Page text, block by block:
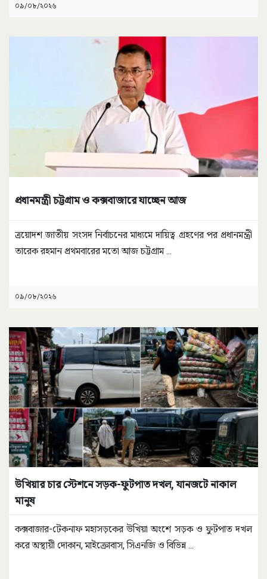
০৯/০৮/২০২৬
প্রধানমন্ত্রী চট্টগ্রাম ও কক্সবাজারে যাচ্ছেন আজ
ত্রয়োদশ জাতীয় সংসদ নির্বাচনের মাধ্যমে দায়িত্ব গ্রহণের পর প্রধানমন্ত্রী
তারেক রহমান প্রথমবারের মতো আজ চট্টগ্রাম ...
০৯/০৮/২০২৬
উখিয়ার চার স্টেশনে সড়ক-ফুটপাত দখল, যানজটে নাকাল
মানুষ
কক্সবাজার-টেকনাফ মহাসড়কের উখিয়া অংশে সড়ক ও ফুটপাত দখল
করে অস্থায়ী দোকান, মাইক্রোবাস, সিএনজি ও বিভিন্ন...